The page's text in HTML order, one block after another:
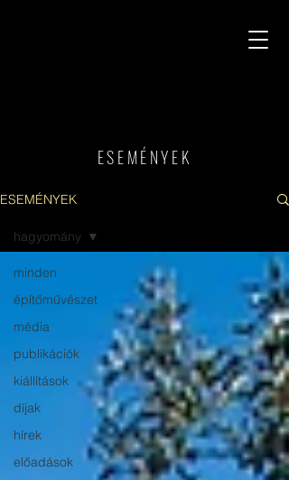
ESEMÉNYEK
ESEMÉNYEK
minden
építőművészet
média
publikációk
kiállítások
díjak
hírek
előadások
hagyomány